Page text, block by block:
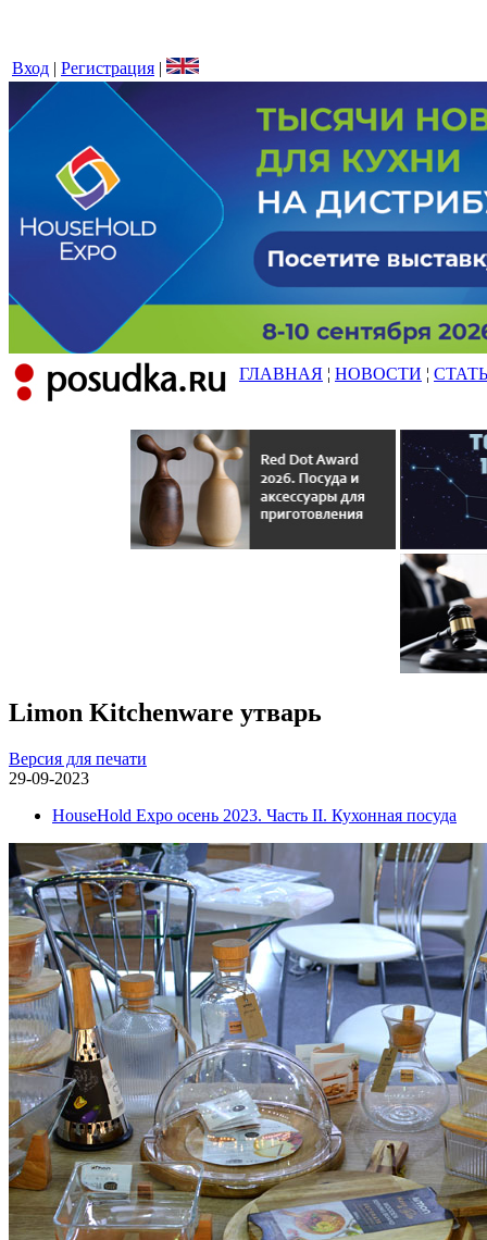
Вход | Регистрация |
ГЛАВНАЯ ¦ НОВОСТИ ¦
Limon Kitchenware утварь
Версия для печати
29-09-2023
HouseHold Expo осень 2023. Часть II. Кухонная посуда